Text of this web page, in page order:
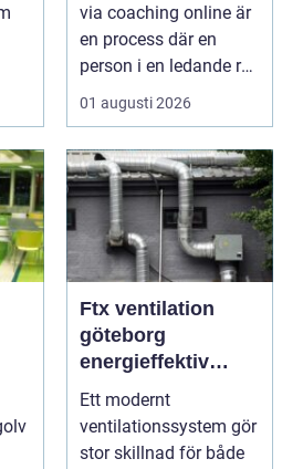
via coaching online är
en process där en
person i en ledande roll
01 augusti 2026
Ftx ventilation
göteborg
energieffektiv
lösning för ett
bättre
inomhusklimat
Ett modernt
ventilationssystem gör
stor skillnad för både